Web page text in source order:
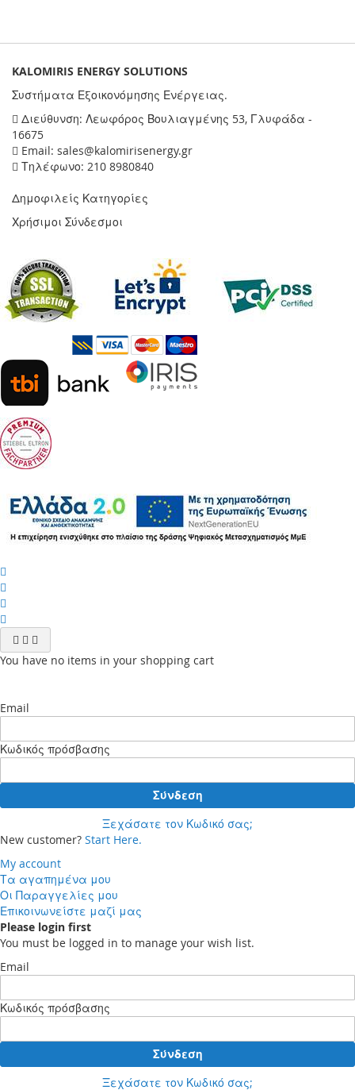
KALOMIRIS ENERGY SOLUTIONS
Συστήματα Εξοικονόμησης Ενέργειας.
Διεύθυνση: Λεωφόρος Βουλιαγμένης 53, Γλυφάδα -
16675
Email: sales@kalomirisenergy.gr
Τηλέφωνο: 210 8980840
Δημοφιλείς Κατηγορίες
Χρήσιμοι Σύνδεσμοι
You have no items in your shopping cart
Email
Κωδικός πρόσβασης
Σύνδεση
Ξεχάσατε τον Κωδικό σας;
New customer? Start Here.
My account
Τα αγαπημένα μου
Οι Παραγγελίες μου
Επικοινωνείστε μαζί μας
Please login first
You must be logged in to manage your wish list.
Email
Κωδικός πρόσβασης
Σύνδεση
Ξεχάσατε τον Κωδικό σας;